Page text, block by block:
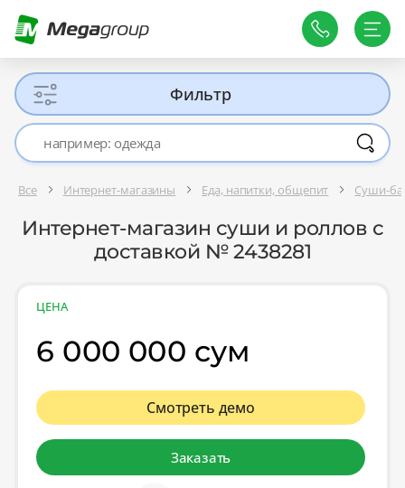
Фильтр
Все Интернет-магазины Еда, напитки, общепит Суши-
Интернет-магазин суши и роллов с
доставкой № 2438281
ЦЕНА
6 000 000 сум
Смотреть демо
Заказать